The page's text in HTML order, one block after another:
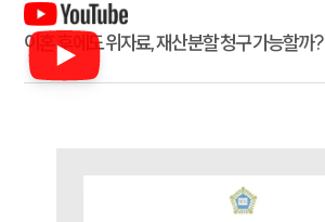
이혼 양육비계산기
상간자위자료계산기
이혼 후에도 위자료, 재산분할 청구 가능할까?